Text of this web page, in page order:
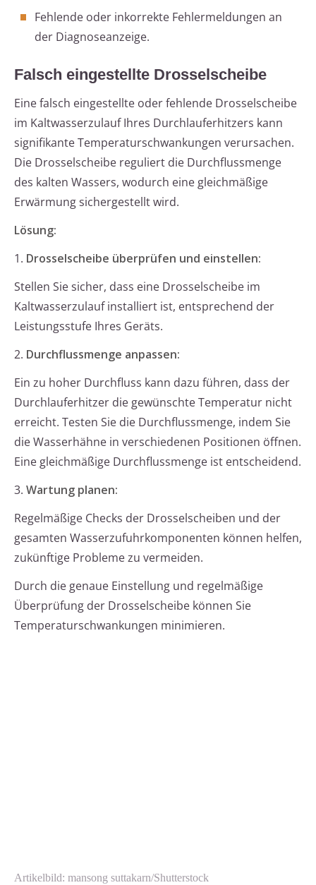
Fehlende oder inkorrekte Fehlermeldungen an
der Diagnoseanzeige.
Falsch eingestellte Drosselscheibe
Eine falsch eingestellte oder fehlende Drosselscheibe
im Kaltwasserzulauf Ihres Durchlauferhitzers kann
signifikante Temperaturschwankungen verursachen.
Die Drosselscheibe reguliert die Durchflussmenge
des kalten Wassers, wodurch eine gleichmäßige
Erwärmung sichergestellt wird.
Lösung:
1. Drosselscheibe überprüfen und einstellen:
Stellen Sie sicher, dass eine Drosselscheibe im
Kaltwasserzulauf installiert ist, entsprechend der
Leistungsstufe Ihres Geräts.
2. Durchflussmenge anpassen:
Ein zu hoher Durchfluss kann dazu führen, dass der
Durchlauferhitzer die gewünschte Temperatur nicht
erreicht. Testen Sie die Durchflussmenge, indem Sie
die Wasserhähne in verschiedenen Positionen öffnen.
Eine gleichmäßige Durchflussmenge ist entscheidend.
3. Wartung planen:
Regelmäßige Checks der Drosselscheiben und der
gesamten Wasserzufuhrkomponenten können helfen,
zukünftige Probleme zu vermeiden.
Durch die genaue Einstellung und regelmäßige
Überprüfung der Drosselscheibe können Sie
Temperaturschwankungen minimieren.
Artikelbild: mansong suttakarn/Shutterstock